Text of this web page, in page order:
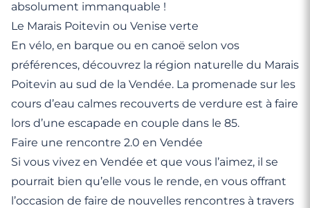
absolument immanquable !
Le Marais Poitevin ou Venise verte
En vélo, en barque ou en canoë selon vos
préférences, découvrez la région naturelle du Marais
Poitevin au sud de la Vendée. La promenade sur les
cours d’eau calmes recouverts de verdure est à faire
lors d’une escapade en couple dans le 85.
Faire une rencontre 2.0 en Vendée
Si vous vivez en Vendée et que vous l’aimez, il se
pourrait bien qu’elle vous le rende, en vous offrant
l’occasion de faire de nouvelles rencontres à travers